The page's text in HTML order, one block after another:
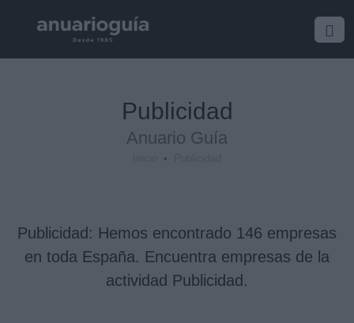
Publicidad
Anuario Guía
Publicidad: Hemos encontrado 146 empresas
en toda España. Encuentra empresas de la
actividad Publicidad.
Empresa:
Actividad:
Lugar: